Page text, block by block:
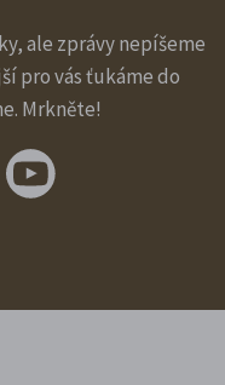
ale zprávy nepíšeme
pro vás ťukáme do
Mrkněte!